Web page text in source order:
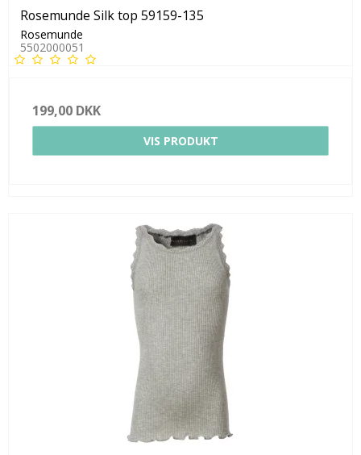
Rosemunde Silk top 59159-135
Rosemunde
5502000051
199,00 DKK
VIS PRODUKT